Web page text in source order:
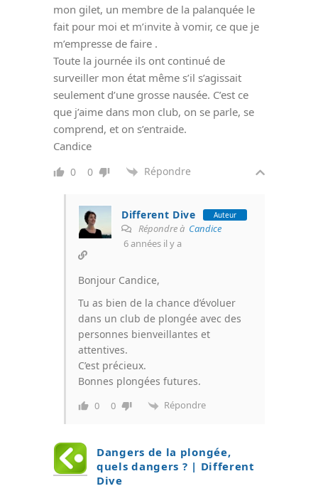
mon gilet, un membre de la palanquée le
fait pour moi et m’invite à vomir, ce que je
m’empresse de faire .
Toute la journée ils ont continué de
surveiller mon état même s’il s’agissait
seulement d’une grosse nausée. C’est ce
que j’aime dans mon club, on se parle, se
comprend, et on s’entraide.
Candice
0 0 Répondre
Different Dive Auteur
Répondre à Candice
6 années il y a
Bonjour Candice,
Tu as bien de la chance d’évoluer
dans un club de plongée avec des
personnes bienveillantes et
attentives.
C’est précieux.
Bonnes plongées futures.
0 0 Répondre
Dangers de la plongée,
quels dangers ? | Different
Dive